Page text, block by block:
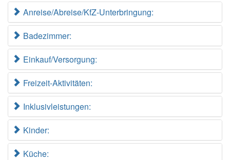
Anreise/Abreise/KfZ-Unterbringung:
Badezimmer:
Einkauf/Versorgung:
Freizeit-Aktivitäten:
Inklusivleistungen:
Kinder:
Küche: